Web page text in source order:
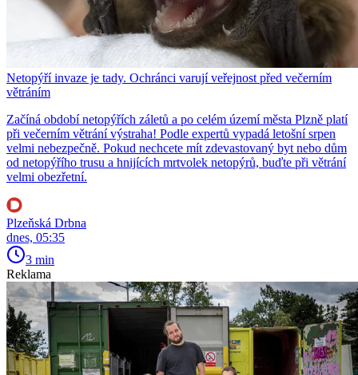
Netopýří invaze je tady. Ochránci varují veřejnost před večerním
větráním
Začíná období netopýřích záletů a po celém území města Plzně platí
při večerním větrání výstraha! Podle expertů vypadá letošní srpen
velmi nebezpečně. Pokud nechcete mít zdevastovaný byt nebo dům
od netopýřího trusu a hnijících mrtvolek netopýrů, buďte při větrání
velmi obezřetní.
Plzeňská Drbna
dnes, 05:35
3 min
Reklama